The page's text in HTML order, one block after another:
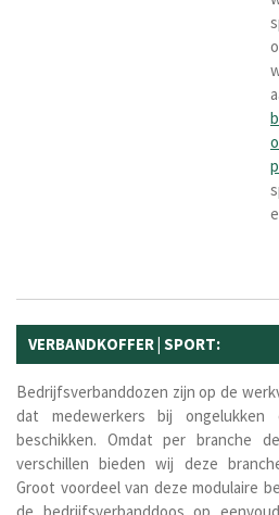
VERBANDKOFFER | SPORT:
Bedrijfsverbanddozen zijn op de
dat medewerkers bij
beschikken. Omdat per branche
verschillen bieden wij deze
Groot voordeel van deze modulaire